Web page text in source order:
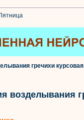
гречихи
возделывания